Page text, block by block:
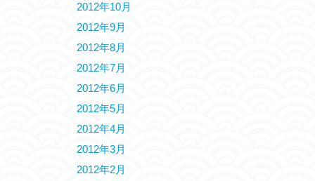
2012年10月
2012年9月
2012年8月
2012年7月
2012年6月
2012年5月
2012年4月
2012年3月
2012年2月